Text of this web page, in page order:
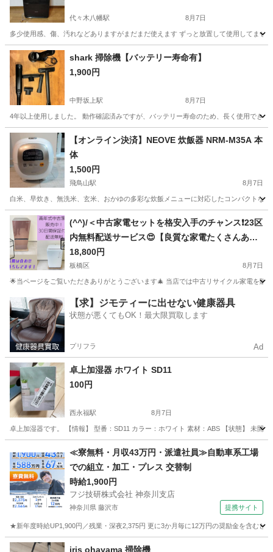
代々木八幡駅 8月7日
多少使用感、傷、汚れなどありますがまだまだ使えます ずっと放置して使用してませ
東京 渋谷区 代々木八幡駅 季節、空調家電
shark 掃除機【バッテリー寿命有】
1,900円
中野坂上駅 8月7日
4年以上使用しました。 動作確認済みですが、バッテリー寿命のため、長く使用でき
東京 中野区 中野坂上駅 生活家電
【オンライン決済】NEOVE 炊飯器 NRM-M35A 本
体
1,500円
飛鳥山駅 8月7日
白米、早炊き、無洗米、玄米、おかゆの多彩な炊飯メニューに対応したコンパクトな
東京 北区 キッチン家電
(^^)/＜中古家電セットを格安入手のチャンス❗23区
内無料配送サービス😍【良質な家電たくさんあり
ます！】
18,800円
板橋区 8月7日
🌟当ページをご覧いただきありがとうございます🎄 当店では中古リサイクル家電を
東京 板橋区 生活家電 千葉 松戸市 生活家電 23区
【求】ジモティーに出せない健康器具
状態が悪くてもOK！最大限買取します
プリフラ Ad
卓上加湿器 ホワイト SD11
100円
西永福駅 8月7日
卓上加湿器です。 【情報】 型番：SD11 カラー：ホワイト 素材：ABS 【状態】 未開
西永福駅 季節、空調家電 ホワイト
≪寮無料・月収43万円・派遣社員≫自動車系工場
での組立・加工・プレス 交替制
時給1,900円
フジ技研株式会社 神奈川支店
神奈川県 藤沢市 提携サイト
★新年度時給UP1,900円／残業・深夜2,375円 更に3か月毎に12万円の奨励金を含む
神奈川 藤沢市 iris ohayama 掃除機